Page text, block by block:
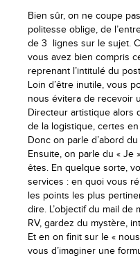
Bien sûr, on ne coupe
politesse oblige, de
de 3 lignes sur le sujet.
vous avez bien compris
reprenant l’intitulé du
Loin d’être inutile, vous
nous évitera de recevoir
Directeur artistique alors
de la logistique, certes
Donc on parle d’abord
Ensuite, on parle du « Je
êtes. En quelque sorte,
services : en quoi vous
les points les plus
dire. L’objectif du mail
RV, gardez du mystère,
Et en on finit sur le «
vous d’imaginer une